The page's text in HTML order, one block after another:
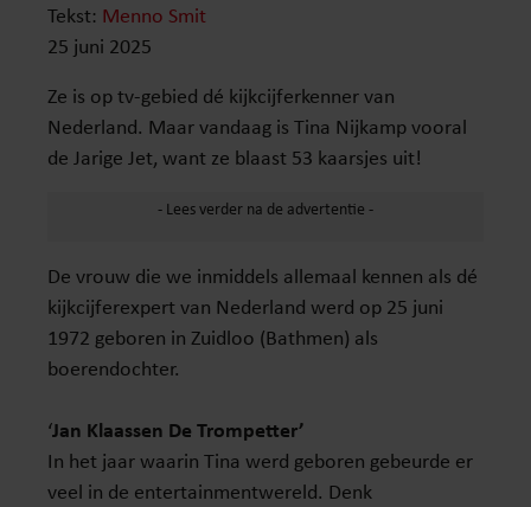
Tekst: Menno Smit
25 juni 2025
Ze is op tv-gebied dé kijkcijferkenner van
Nederland. Maar vandaag is Tina Nijkamp vooral
de Jarige Jet, want ze blaast 53 kaarsjes uit!
De vrouw die we inmiddels allemaal kennen als dé
kijkcijferexpert van Nederland werd op 25 juni
1972 geboren in Zuidloo (Bathmen) als
boerendochter.
‘Jan Klaassen De Trompetter’
In het jaar waarin Tina werd geboren gebeurde er
veel in de entertainmentwereld. Denk